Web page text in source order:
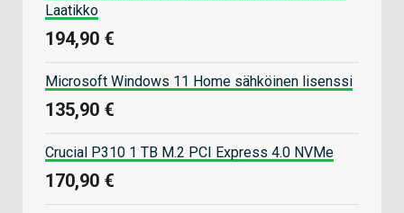
Laatikko
194,90 €
Microsoft Windows 11 Home sähköinen lisenssi
135,90 €
Crucial P310 1 TB M.2 PCI Express 4.0 NVMe
170,90 €